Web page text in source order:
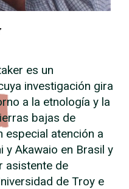
es un
investigación gira
a la etnología y la
bajas de
especial atención a
y Akawaio en Brasil y
asistente de
de Troy e